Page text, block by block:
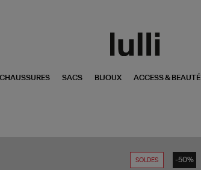
CHAUSSURES SACS BIJOUX ACCESS & BEAUTÉ
SOLDES -50%